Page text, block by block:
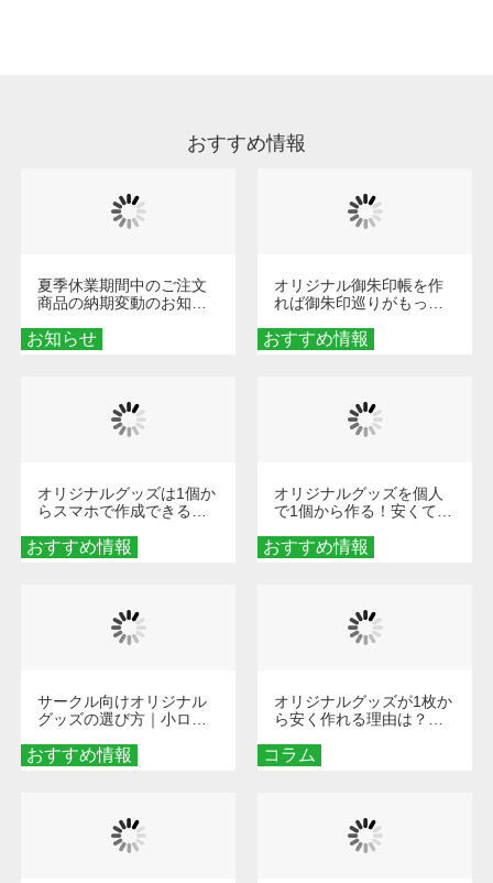
おすすめ情報
お知らせ
夏季休業期間中のご注文
商品の納期変動のお知ら
おすすめ情報
オリジナル御朱印帳を作
れば御朱印巡りがもっと
ダーメイドする魅力と選
び方
おすすめ情報
オリジナルグッズは1個か
らスマホで作成できる！
くなる巾着＆ポーチ活用
術
おすすめ情報
オリジナルグッズを個人
で1個から作る！安くて簡
秘訣
おすすめ情報
サークル向けオリジナル
グッズの選び方｜小ロッ
める秘訣
コラム
オリジナルグッズが1枚か
ら安く作れる理由は？オ
とメリットを解説